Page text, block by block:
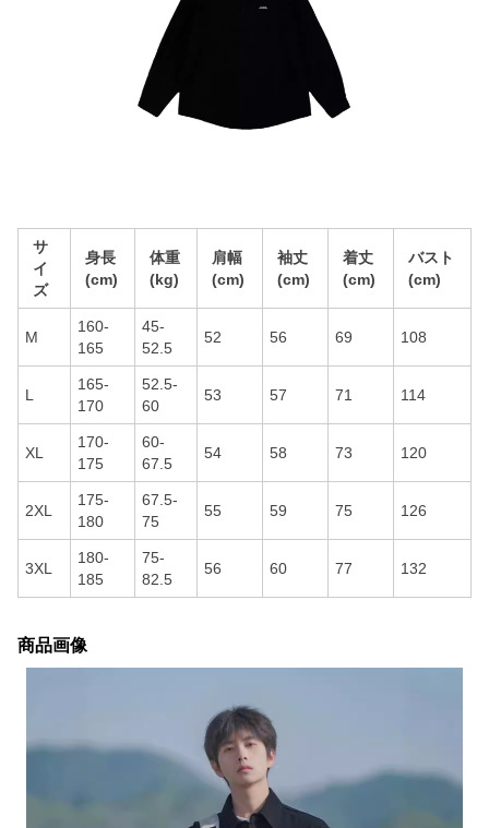
サ
イ
ズ
身長
(cm)
体重
(kg)
肩幅
(cm)
袖丈
(cm)
着丈
(cm)
バスト
(cm)
M
160-
165
45-
52.5
52 56 69 108
L
165-
170
52.5-
60
53 57 71 114
XL
170-
175
60-
67.5
54 58 73 120
2XL
175-
180
67.5-
75
55 59 75 126
3XL
180-
185
75-
82.5
56 60 77 132
商品画像